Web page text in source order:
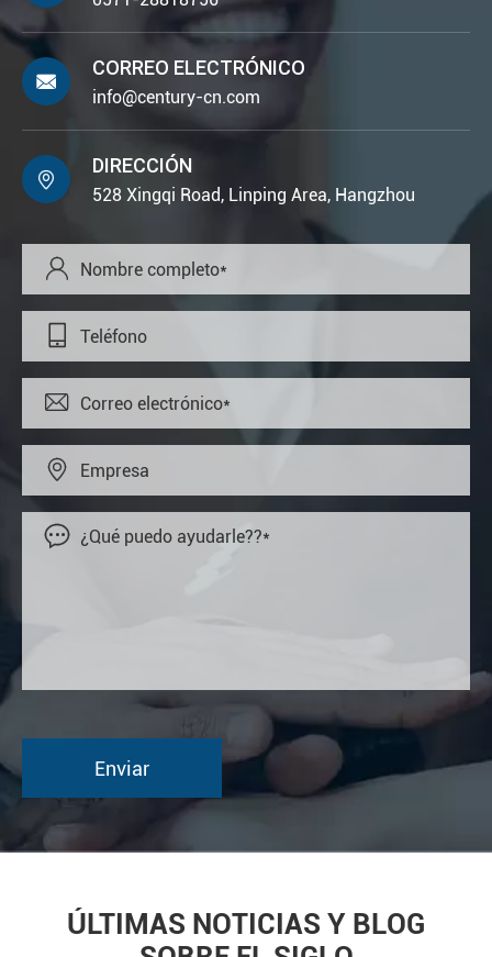

CORREO ELECTRÓNICO
info@century-cn.com

DIRECCIÓN
528 Xingqi Road, Linping Area, Hangzhou





ÚLTIMAS NOTICIAS Y BLOG